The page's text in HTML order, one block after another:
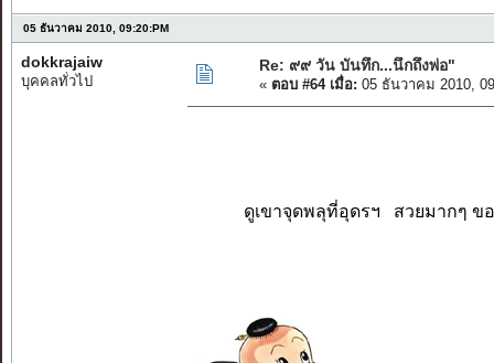
05 ธันวาคม 2010, 09:20:PM
dokkrajaiw
บุคคลทั่วไป
Re: ๙๙ วัน บันทึก...นึกถึงพ่อ"
« ตอบ #64 เมื่อ: 05 ธันวาคม 2010,
ดูเขาจุดพลุที่อุดรฯ สวยมากๆ ข